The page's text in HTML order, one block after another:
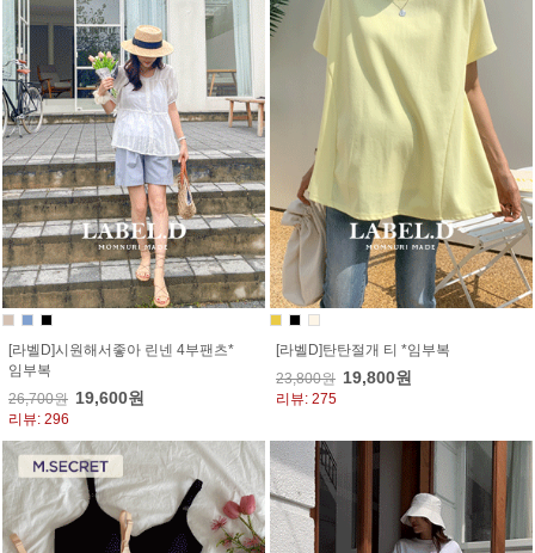
[라벨D]시원해서좋아 린넨 4부팬츠*
임부복
26,700원 19,600원
리뷰: 296
[라벨D]탄탄절개 티 *임부복
23,800원 19,800원
리뷰: 275